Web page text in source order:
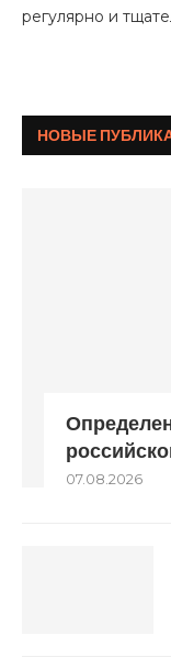
регулярно и
НОВЫЕ
07.08.2026